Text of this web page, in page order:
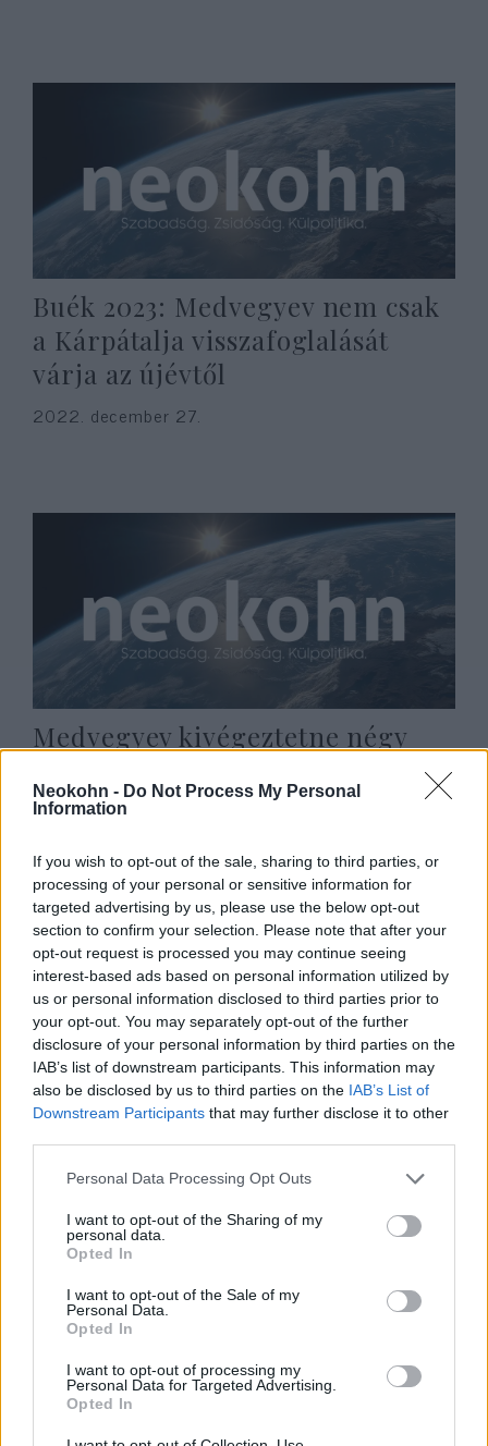
Neokohn - Do Not Process My Personal
Information
If you wish to opt-out of the sale, sharing to third parties, or
processing of your personal or sensitive information for
targeted advertising by us, please use the below opt-out
section to confirm your selection. Please note that after your
opt-out request is processed you may continue seeing
interest-based ads based on personal information utilized by
us or personal information disclosed to third parties prior to
your opt-out. You may separately opt-out of the further
disclosure of your personal information by third parties on the
IAB’s list of downstream participants. This information may
also be disclosed by us to third parties on the IAB’s List of
Downstream Participants that may further disclose it to other
Please note that this website/app uses one or more Google
not limited to your visit or usage behaviour. You may click to
grant or deny consent to Google and its third-party tags to
use your data for below specified purposes in below Google
consent section.
Personal Data Processing Opt Outs
I want to opt-out of the Sharing of my
personal data.
Opted In
I want to opt-out of the Sale of my
Personal Data.
Opted In
I want to opt-out of processing my
Personal Data for Targeted Advertising.
Opted In
Buék 2023: Medvegyev nem csak
a Kárpátalja visszafoglalását
várja az újévtől
2022. december 27.
Medvegyev kivégeztetne négy
2022. november 5.
Medvegyev rossz ötletnek tartja
Izrael részéről Ukrajna katonai
2022. október 19.